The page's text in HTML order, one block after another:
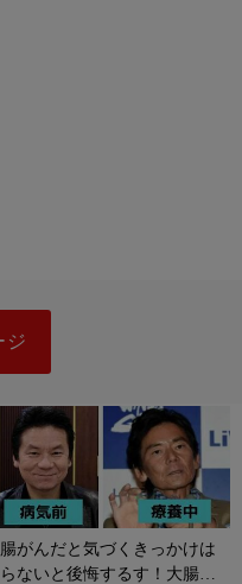
ジ
がんだと気づくきっかけは
ないと後悔するす！大腸が